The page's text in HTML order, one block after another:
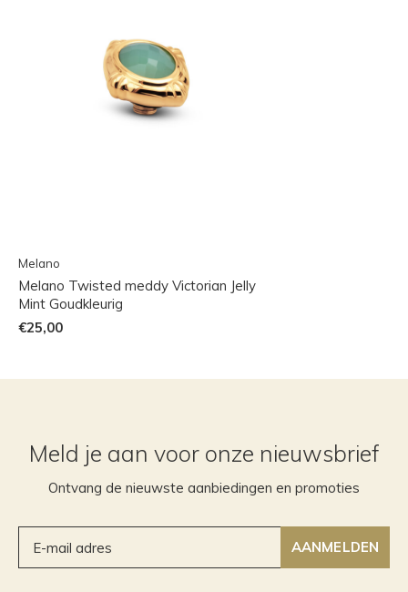
Melano
Melano Twisted meddy Victorian Jelly
Mint Goudkleurig
€25,00
Meld je aan voor onze nieuwsbrief
Ontvang de nieuwste aanbiedingen en promoties
AANMELDEN